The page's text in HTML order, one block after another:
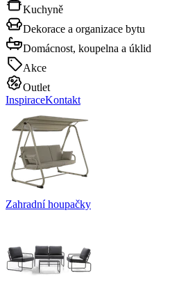
Kuchyně
Dekorace a organizace bytu
Domácnost, koupelna a úklid
Akce
Outlet
InspiraceKontakt
Zahradní houpačky